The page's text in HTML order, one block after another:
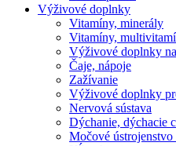
Výživové doplnky
Vitamíny, minerály
Vitamíny,
Výživové doplnky
Čaje, nápoje
Zažívanie
Výživové doplnky
Nervová sústava
Dýchanie, dýchacie
Močové